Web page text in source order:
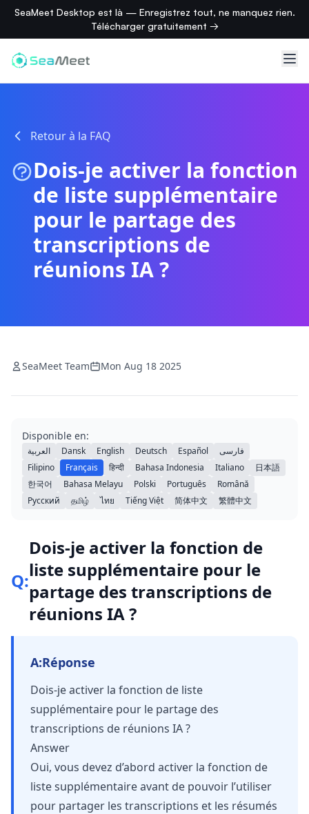
SeaMeet Desktop est là — Enregistrez tout, ne manquez rien.
Télécharger gratuitement →
Retour à la FAQ
Dois-je activer la fonction
de liste supplémentaire
pour le partage des
transcriptions de
réunions IA ?
SeaMeet Team Mon Aug 18 2025
Disponible en:
العربية Dansk English Deutsch Español
فارسی
Filipino
Français हिन्दी Bahasa Indonesia Italiano
日本語
한국어
Bahasa Melayu Polski Português
Română
Русский
தமிழ் ไทย Tiếng Việt 简体中文 繁體中文
Q:
Dois-je activer la fonction de
liste supplémentaire pour le
partage des transcriptions de
réunions IA ?
A:Réponse
Dois-je activer la fonction de liste
supplémentaire pour le partage des
transcriptions de réunions IA ?
Answer
Oui, vous devez d’abord activer la fonction de
liste supplémentaire avant de pouvoir l’utiliser
pour partager les transcriptions et les résumés